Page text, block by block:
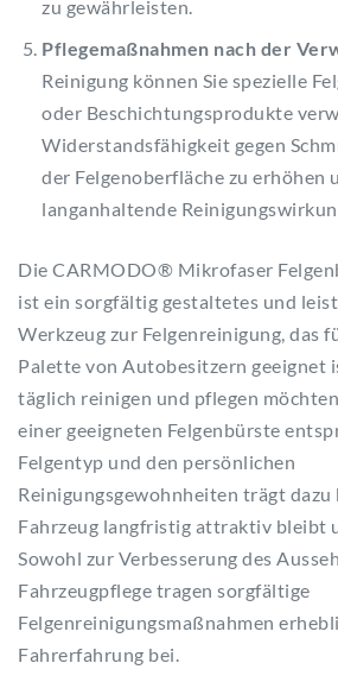
zu gewährleisten.
Pflegemaßnahmen nach der
Reinigung können Sie spezielle
oder Beschichtungsprodukte
Widerstandsfähigkeit gegen
der Felgenoberfläche zu erhöhen
langanhaltende
Die CARMODO® Mikrofaser
ist ein sorgfältig gestaltetes und
Werkzeug zur Felgenreinigung, das
Palette von Autobesitzern geeignet
täglich reinigen und pflegen
einer geeigneten Felgenbürste
Felgentyp und den persönlichen
Reinigungsgewohnheiten trägt dazu
Fahrzeug langfristig attraktiv bleibt
Sowohl zur Verbesserung des
Fahrzeugpflege tragen sorgfältige
Felgenreinigungsmaßnahmen
Fahrerfahrung bei.